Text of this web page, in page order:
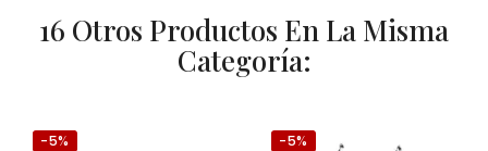
16 Otros Productos En La Misma
Categoría:
-5% -5%